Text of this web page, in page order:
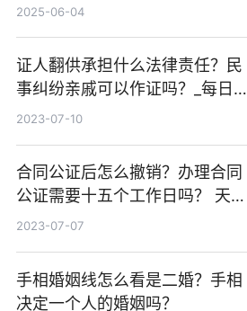
2025-06-04
证人翻供承担什么法律责任？民
事纠纷亲戚可以作证吗？_每日头
条
2023-07-10
合同公证后怎么撤销？办理合同
公证需要十五个工作日吗？ 天天
观焦点
2023-07-07
手相婚姻线怎么看是二婚？手相
决定一个人的婚姻吗？